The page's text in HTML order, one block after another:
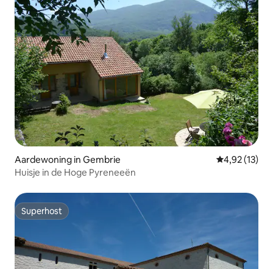
Aardewoning in Gembrie Gemiddelde
4,92 (13)
Huisje in de Hoge Pyreneeën
Superhost
Superhost